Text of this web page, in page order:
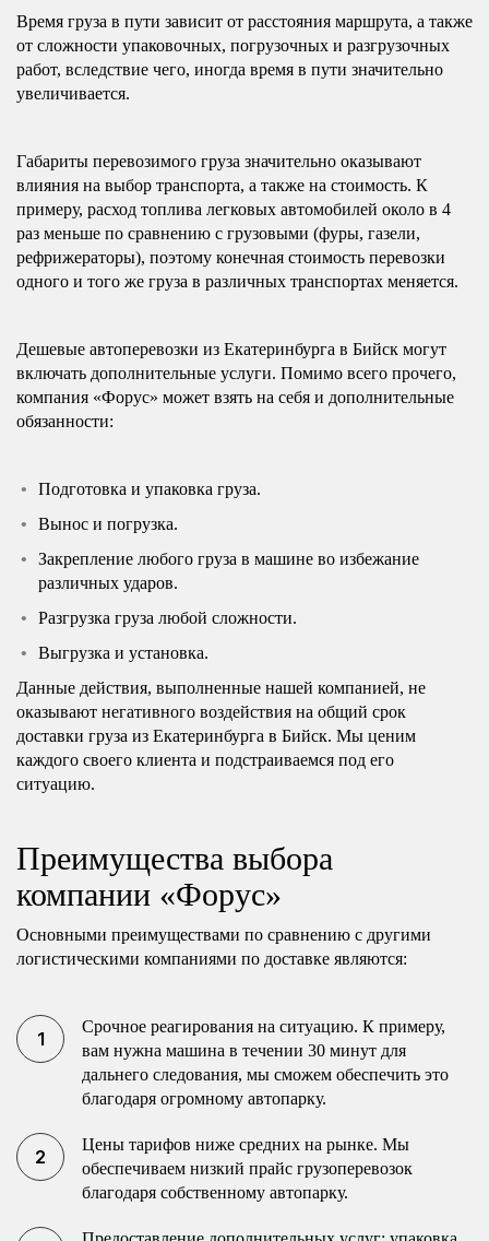
Время груза в пути зависит от расстояния маршрута, а также
от сложности упаковочных, погрузочных и разгрузочных
работ, вследствие чего, иногда время в пути значительно
увеличивается.
Габариты перевозимого груза значительно оказывают
влияния на выбор транспорта, а также на стоимость. К
примеру, расход топлива легковых автомобилей около в 4
раз меньше по сравнению с грузовыми (фуры, газели,
рефрижераторы), поэтому конечная стоимость перевозки
одного и того же груза в различных транспортах меняется.
Дешевые автоперевозки из Екатеринбурга в Бийск могут
включать дополнительные услуги. Помимо всего прочего,
компания «Форус» может взять на себя и дополнительные
обязанности:
Подготовка и упаковка груза.
Вынос и погрузка.
Закрепление любого груза в машине во избежание
различных ударов.
Разгрузка груза любой сложности.
Выгрузка и установка.
Данные действия, выполненные нашей компанией, не
оказывают негативного воздействия на общий срок
доставки груза из Екатеринбурга в Бийск. Мы ценим
каждого своего клиента и подстраиваемся под его
ситуацию.
Преимущества выбора
компании «Форус»
Основными преимуществами по сравнению с другими
логистическими компаниями по доставке являются:
Срочное реагирования на ситуацию. К примеру,
вам нужна машина в течении 30 минут для
дальнего следования, мы сможем обеспечить это
благодаря огромному автопарку.
Цены тарифов ниже средних на рынке. Мы
обеспечиваем низкий прайс грузоперевозок
благодаря собственному автопарку.